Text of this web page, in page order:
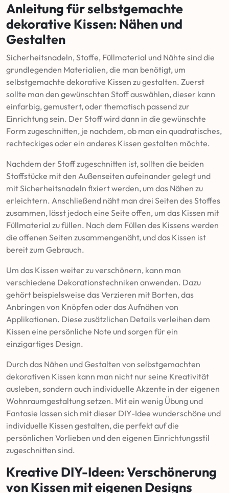
Anleitung für selbstgemachte
dekorative Kissen: Nähen und
Gestalten
Sicherheitsnadeln, Stoffe, Füllmaterial und Nähte sind die
grundlegenden Materialien, die man benötigt, um
selbstgemachte dekorative Kissen zu gestalten. Zuerst
sollte man den gewünschten Stoff auswählen, dieser kann
einfarbig, gemustert, oder thematisch passend zur
Einrichtung sein. Der Stoff wird dann in die gewünschte
Form zugeschnitten, je nachdem, ob man ein quadratisches,
rechteckiges oder ein anderes Kissen gestalten möchte.
Nachdem der Stoff zugeschnitten ist, sollten die beiden
Stoffstücke mit den Außenseiten aufeinander gelegt und
mit Sicherheitsnadeln fixiert werden, um das Nähen zu
erleichtern. Anschließend näht man drei Seiten des Stoffes
zusammen, lässt jedoch eine Seite offen, um das Kissen mit
Füllmaterial zu füllen. Nach dem Füllen des Kissens werden
die offenen Seiten zusammengenäht, und das Kissen ist
bereit zum Gebrauch.
Um das Kissen weiter zu verschönern, kann man
verschiedene Dekorationstechniken anwenden. Dazu
gehört beispielsweise das Verzieren mit Borten, das
Anbringen von Knöpfen oder das Aufnähen von
Applikationen. Diese zusätzlichen Details verleihen dem
Kissen eine persönliche Note und sorgen für ein
einzigartiges Design.
Durch das Nähen und Gestalten von selbstgemachten
dekorativen Kissen kann man nicht nur seine Kreativität
ausleben, sondern auch individuelle Akzente in der eigenen
Wohnraumgestaltung setzen. Mit ein wenig Übung und
Fantasie lassen sich mit dieser DIY-Idee wunderschöne und
individuelle Kissen gestalten, die perfekt auf die
persönlichen Vorlieben und den eigenen Einrichtungsstil
zugeschnitten sind.
Kreative DIY-Ideen: Verschönerung
von Kissen mit eigenen Designs